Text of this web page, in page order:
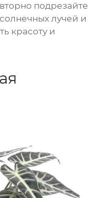
подрезайте
лучей и
красоту и